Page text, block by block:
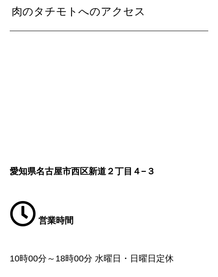
肉のタチモトへのアクセス
愛知県名古屋市西区新道２丁目４−３
営業時間
10時00分～18時00分 水曜日・日曜日定休